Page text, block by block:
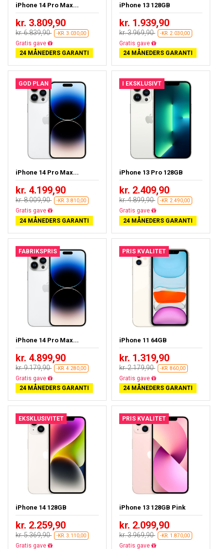
iPhone 14 Pro Max...
kr. 3.809,90
kr. 6.839,90 -KR. 3.030,00
Gratis fragt
24 MÅNEDERS GARANTI
iPhone 13 128GB
kr. 1.939,90
kr. 3.969,90 -KR. 2.030,00
Gratis fragt
24 MÅNEDERS GARANTI
GOD PLAN
iPhone 14 Pro Max...
kr. 4.199,90
kr. 8.009,90 -KR. 3.810,00
Gratis fragt
24 MÅNEDERS GARANTI
I EKSKLUSIVT
iPhone 13 Pro 128GB
kr. 2.409,90
kr. 4.899,90 -KR. 2.490,00
Gratis fragt
24 MÅNEDERS GARANTI
FABRIKSPRIS
iPhone 14 Pro Max...
kr. 4.899,90
kr. 9.179,90 -KR. 4.280,00
Gratis fragt
24 MÅNEDERS GARANTI
PRIS KVALITET
iPhone 11 64GB
kr. 1.319,90
kr. 2.179,90 -KR. 860,00
Gratis fragt
24 MÅNEDERS GARANTI
EKSKLUSIVITET
iPhone 14 128GB
kr. 2.259,90
kr. 5.369,90 -KR. 3.110,00
Gratis fragt
PRIS KVALITET
iPhone 13 128GB Pink
kr. 2.099,90
kr. 3.969,90 -KR. 1.870,00
Gratis fragt